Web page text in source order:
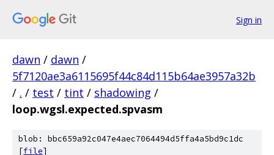
Sign in
dawn / dawn /
5f7120ae3a6115695f44c84d115b64ae3957a32b
/ . / test / tint / shadowing /
loop.wgsl.expected.spvasm
blob: bbc659a92c047e4aec7064494d5ffa4a5bd9c1dc
[file]